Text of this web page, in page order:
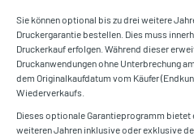
Sie können optional bis zu drei weitere
Druckergarantie bestellen. Dies muss
Druckerkauf erfolgen. Während dieser
Druckanwendungen ohne Unterbrechung
dem Originalkaufdatum vom Käufer
Wiederverkaufs.
Dieses optionale Garantieprogramm bietet
weiteren Jahren inklusive oder exklusive